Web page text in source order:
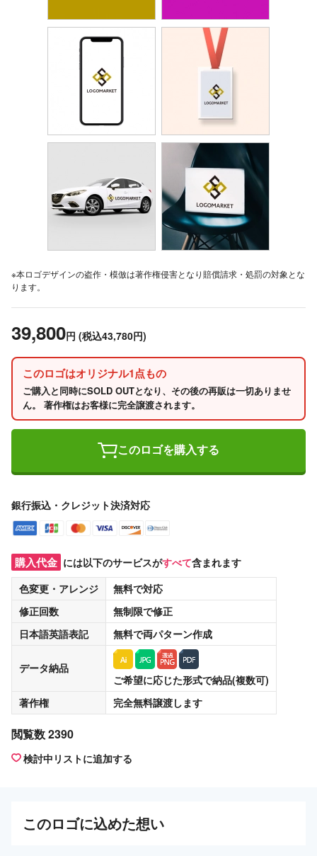
※本ロゴデザインの盗作・模倣は著作権侵害となり賠償請求・処罰の対象とな
ります。
39,800円 (税込43,780円)
このロゴはオリジナル1点もの
ご購入と同時にSOLD OUTとなり、その後の再販は一切ありませ
ん。 著作権はお客様に完全譲渡されます。
このロゴを購入する
銀行振込・クレジット決済対応
購入代金 には以下のサービスがすべて含まれます
色変更・アレンジ
無料で対応
修正回数
無制限で修正
日本語英語表記
無料で両パターン作成
データ納品
ご希望に応じた形式で納品(複数可)
著作権
完全無料譲渡します
閲覧数 2390
検討中リストに追加する
このロゴに込めた想い